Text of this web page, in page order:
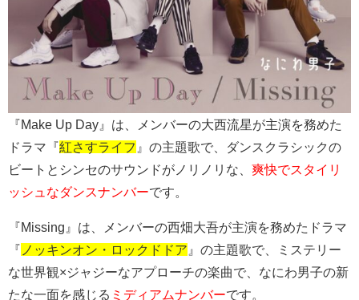
『Make Up Day』は、メンバーの大西流星が主演を務めた
ドラマ『紅さすライフ 』の主題歌で、ダンスクラシックの
ビートとシンセのサウンドがノリノリな、 爽快でスタイリ
ッシュなダンスナンバーです。
『Missing』は、メンバーの西畑大吾が主演を務めたドラマ
『 ノッキンオン・ロックドドア 』の主題歌で、ミステリー
な世界観×ジャジーなアプローチの楽曲で、なにわ男子の新
たな一面を感じる ミディアムナンバーです。